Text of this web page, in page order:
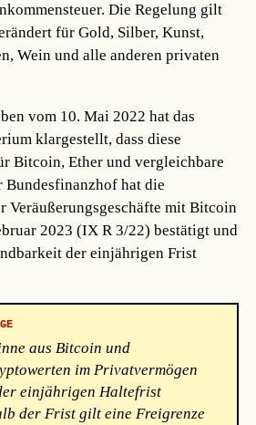
Die Regelung gilt
für Gold, Silber, Kunst,
Wein und alle anderen privaten
vom 10. Mai 2022 hat das
klargestellt, dass diese
Bitcoin, Ether und vergleichbare
hat die
Veräußerungsgeschäfte mit Bitcoin
2023 (IX R 3/22) bestätigt und
der einjährigen Frist
aus Bitcoin und
im Privatvermögen
einjährigen Haltefrist
der Frist gilt eine Freigrenze